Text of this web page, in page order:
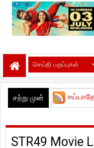
சற்று முன்
செய்யாதே!’ இசை மற்றும்
STR49 Movie